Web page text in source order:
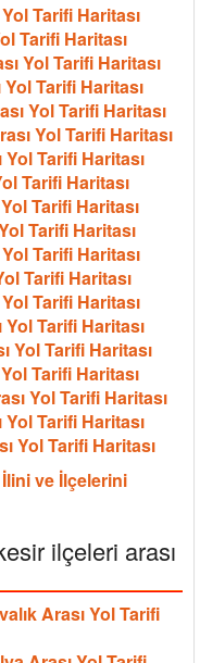
Tarifi Haritası
Tarifi Haritası
Yol Tarifi Haritası
Tarifi Haritası
Yol Tarifi Haritası
Yol Tarifi Haritası
Tarifi Haritası
Tarifi Haritası
Tarifi Haritası
Tarifi Haritası
Tarifi Haritası
Tarifi Haritası
Tarifi Haritası
Tarifi Haritası
Yol Tarifi Haritası
Tarifi Haritası
Yol Tarifi Haritası
Yol Tarifi Haritası
Yol Tarifi Haritası
İlini ve İlçelerini
ilçeleri arası
Arası Yol Tarifi